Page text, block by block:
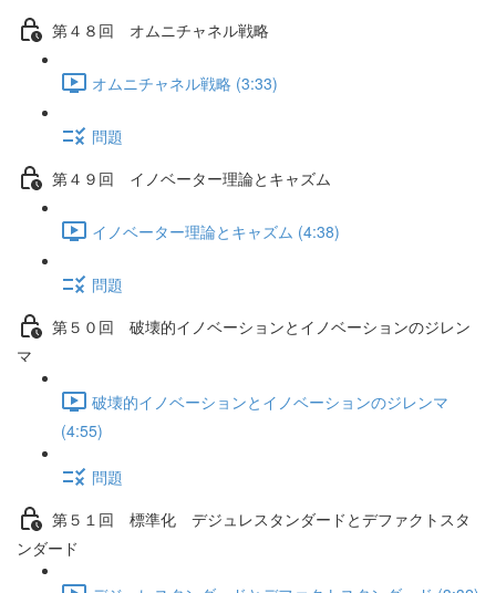
第４８回 オムニチャネル戦略
オムニチャネル戦略 (3:33)
問題
第４９回 イノベーター理論とキャズム
イノベーター理論とキャズム (4:38)
問題
第５０回 破壊的イノベーションとイノベーションのジレン
マ
破壊的イノベーションとイノベーションのジレンマ
(4:55)
問題
第５１回 標準化 デジュレスタンダードとデファクトスタ
ンダード